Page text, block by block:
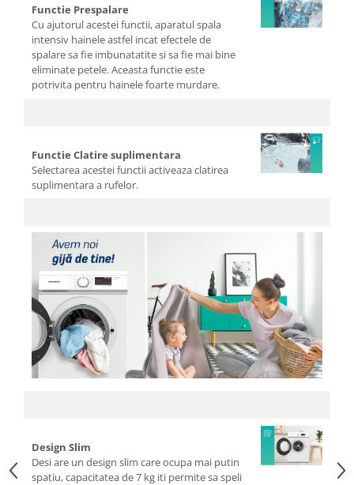
Cos rufe
Polite baie
Uscatoare rufe
Boluri
Bucatarie
Decoratiuni
Decoratiuni perete
Carlige si agatatoare
Cutii si cosuri pentru depozitare
Organizatoare mici
Organizatoare pentru haine
Suport umerase
Menaj
Menaj
Suport vesela
Functie Prespalare
Cu ajutorul acestei functii, aparatul spala
intensiv hainele astfel incat efectele de
spalare sa fie imbunatatite si sa fie mai bine
eliminate petele. Aceasta functie este
potrivita pentru hainele foarte murdare.
Functie Clatire suplimentara
Selectarea acestei functii activeaza clatirea
suplimentara a rufelor.
Design Slim
Desi are un design slim care ocupa mai putin
spatiu, capacitatea de 7 kg iti permite sa speli